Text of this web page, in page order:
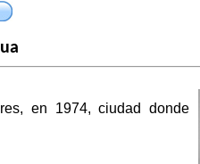
en 1974, ciudad donde